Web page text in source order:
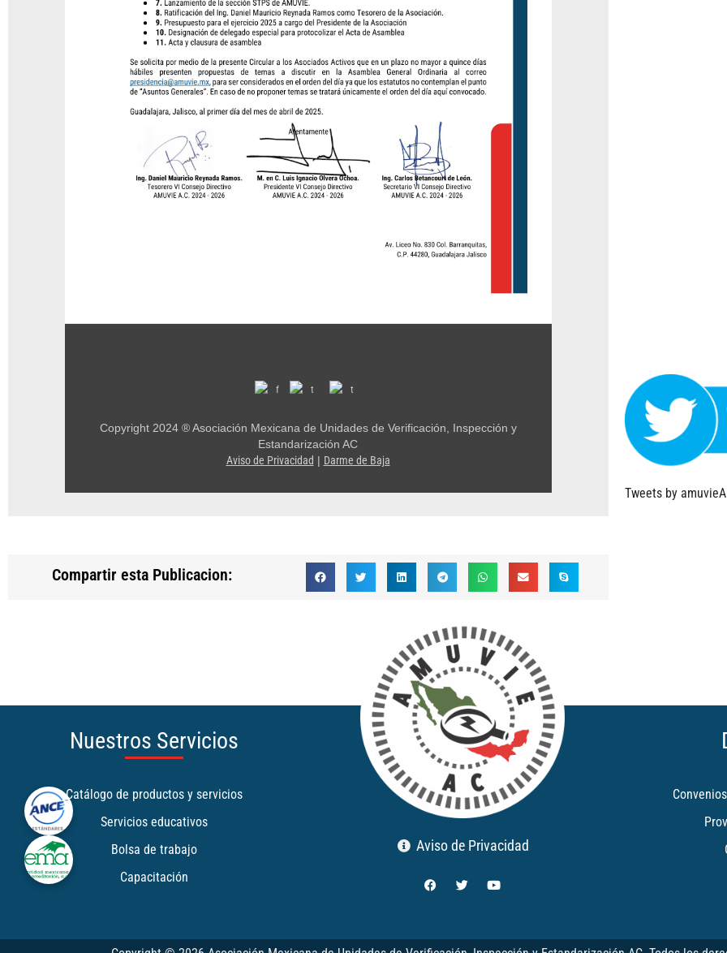
Copyright 2024 ® Asociación Mexicana de Unidades de Verificación, Inspección y
Estandarización AC
Aviso de Privacidad | Darme de Baja
Compartir esta Publicacion:
Tweets by
Nuestros Servicios
Catálogo de productos y servicios
Servicios educativos
Bolsa de trabajo
Capacitación
Aviso de Privacidad